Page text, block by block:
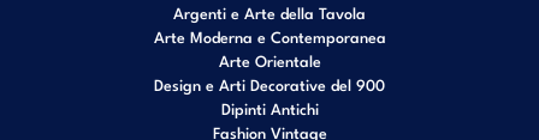
Argenti e Arte della Tavola
Arte Moderna e Contemporanea
Arte Orientale
Design e Arti Decorative del 900
Dipinti Antichi
Fashion Vintage